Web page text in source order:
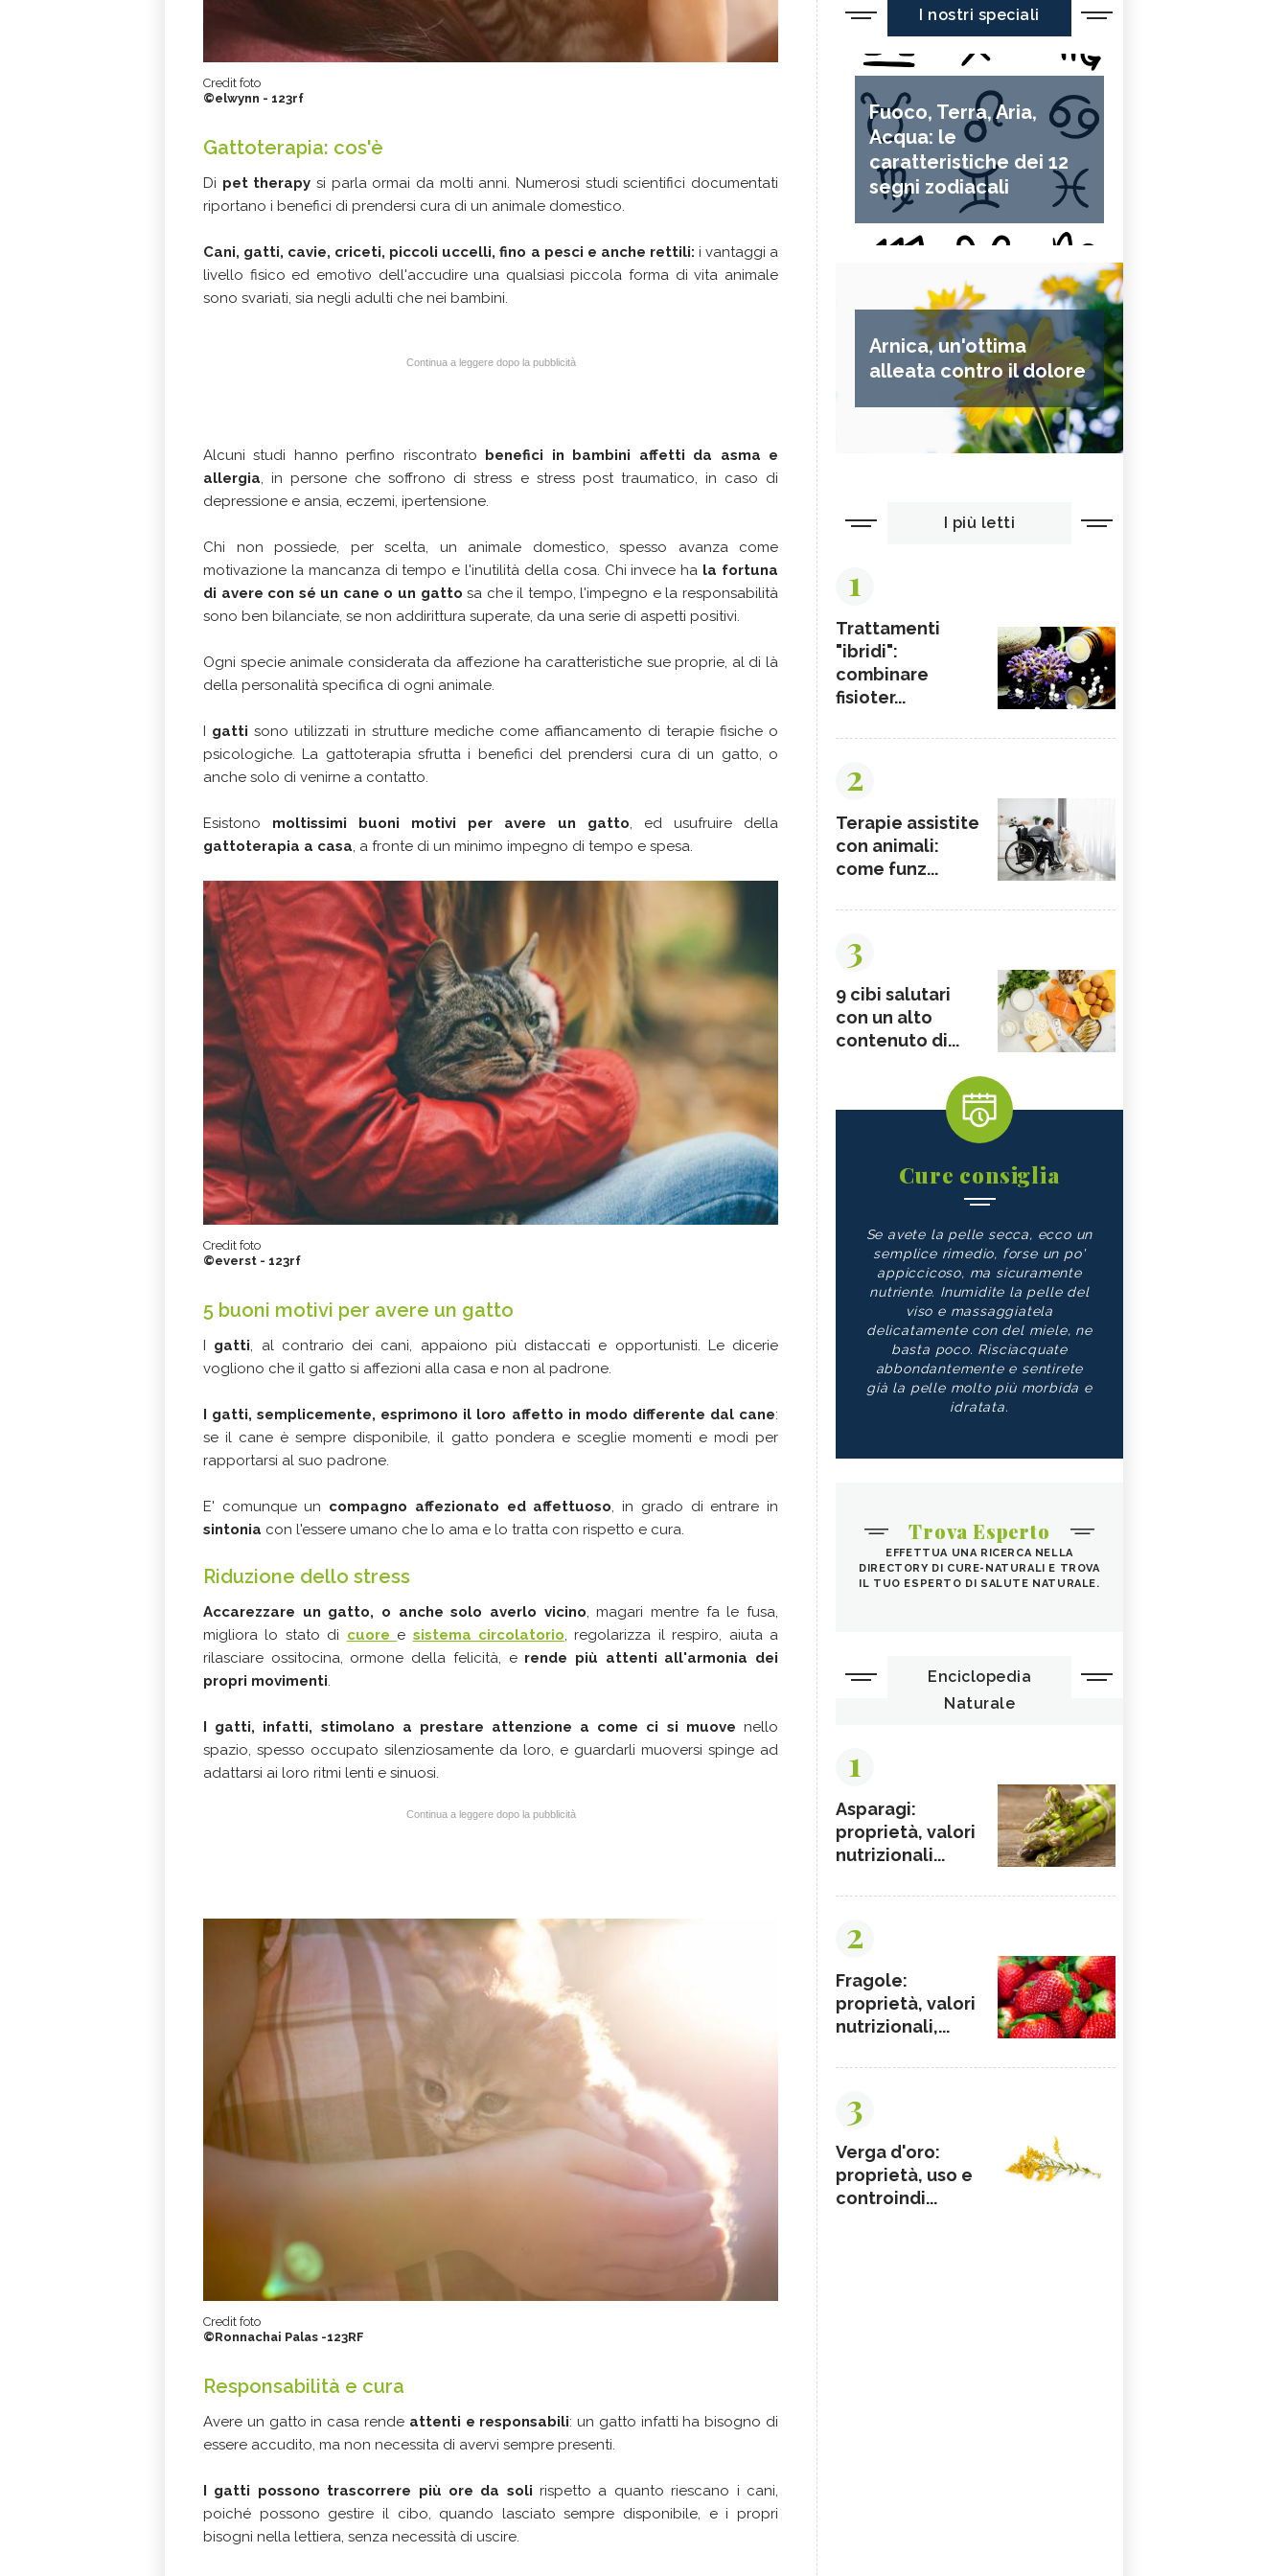
Credit foto
©elwynn - 123rf
Gattoterapia: cos'è
Di pet therapy si parla ormai da molti anni. Numerosi studi scientifici documentati
riportano i benefici di prendersi cura di un animale domestico.
Cani, gatti, cavie, criceti, piccoli uccelli, fino a pesci e anche rettili: i vantaggi a
livello fisico ed emotivo dell'accudire una qualsiasi piccola forma di vita animale
sono svariati, sia negli adulti che nei bambini.
Continua a leggere dopo la pubblicità
Alcuni studi hanno perfino riscontrato benefici in bambini affetti da asma e
allergia, in persone che soffrono di stress e stress post traumatico, in caso di
depressione e ansia, eczemi, ipertensione.
Chi non possiede, per scelta, un animale domestico, spesso avanza come
motivazione la mancanza di tempo e l'inutilità della cosa. Chi invece ha la fortuna
di avere con sé un cane o un gatto sa che il tempo, l'impegno e la responsabilità
sono ben bilanciate, se non addirittura superate, da una serie di aspetti positivi.
Ogni specie animale considerata da affezione ha caratteristiche sue proprie, al di là
della personalità specifica di ogni animale.
I gatti sono utilizzati in strutture mediche come affiancamento di terapie fisiche o
psicologiche. La gattoterapia sfrutta i benefici del prendersi cura di un gatto, o
anche solo di venirne a contatto.
Esistono moltissimi buoni motivi per avere un gatto, ed usufruire della
gattoterapia a casa, a fronte di un minimo impegno di tempo e spesa.
Credit foto
©everst - 123rf
5 buoni motivi per avere un gatto
I gatti , al contrario dei cani, appaiono più distaccati e opportunisti. Le dicerie
vogliono che il gatto si affezioni alla casa e non al padrone.
I gatti, semplicemente, esprimono il loro affetto in modo differente dal cane:
se il cane è sempre disponibile, il gatto pondera e sceglie momenti e modi per
rapportarsi al suo padrone.
E' comunque un compagno affezionato ed affettuoso , in grado di entrare in
sintonia con l'essere umano che lo ama e lo tratta con rispetto e cura.
Riduzione dello stress
Accarezzare un gatto, o anche solo averlo vicino , magari mentre fa le fusa,
migliora lo stato di cuore e sistema circolatorio , regolarizza il respiro, aiuta a
rilasciare ossitocina, ormone della felicità, e rende più attenti all'armonia dei
propri movimenti
I gatti, infatti, stimolano a prestare attenzione a come ci si muove nello
spazio, spesso occupato silenziosamente da loro, e guardarli muoversi spinge ad
adattarsi ai loro ritmi lenti e sinuosi.
Continua a leggere dopo la pubblicità
Credit foto
©Ronnachai Palas -123RF
Responsabilità e cura
Avere un gatto in casa rende attenti e responsabili: un gatto infatti ha bisogno di
essere accudito, ma non necessita di avervi sempre presenti.
I gatti possono trascorrere più ore da soli rispetto a quanto riescano i cani,
poiché possono gestire il cibo, quando lasciato sempre disponibile, e i propri
bisogni nella lettiera, senza necessità di uscire.
I nostri speciali
Fuoco, Terra, Aria,
Acqua: le
caratteristiche dei 12
segni zodiacali
Arnica, un'ottima
alleata contro il dolore
I più letti
1
Trattamenti
"ibridi":
combinare
fisioter...
2
Terapie assistite
con animali:
come funz...
3
9 cibi salutari
con un alto
contenuto di...
Cure consiglia
Se avete la pelle secca, ecco un
semplice rimedio, forse un po'
appiccicoso, ma sicuramente
nutriente. Inumidite la pelle del
viso e massaggiatela
delicatamente con del miele, ne
basta poco. Risciacquate
abbondantemente e sentirete
già la pelle molto più morbida e
idratata.
Trova Esperto
EFFETTUA UNA RICERCA NELLA
DIRECTORY DI CURE-NATURALI E TROVA
IL TUO ESPERTO DI SALUTE NATURALE.
Enciclopedia
Naturale
1
Asparagi:
proprietà, valori
nutrizionali...
2
Fragole:
proprietà, valori
nutrizionali,...
3
Verga d'oro:
proprietà, uso e
controindi...